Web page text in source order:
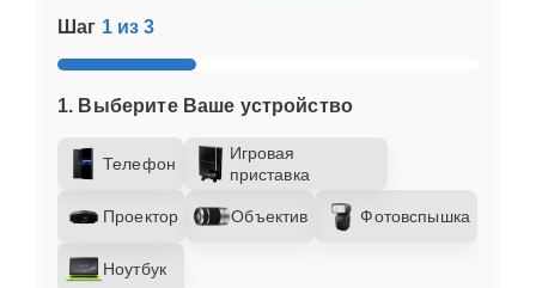
Шаг 1 из 3
1. Выберите Ваше устройство
Телефон
Игровая
приставка
Проектор Объектив Фотовспышка
Ноутбук